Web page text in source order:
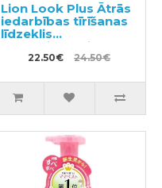
Lion Look Plus Ātrās
iedarbības tīrīšanas
līdzeklis
vannasistabai ar
citrusaugļu aromātu
450ml
22.50€ 24.50€